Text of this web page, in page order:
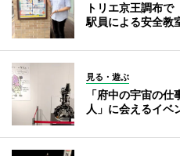
トリエ京王調布
駅員による安全教
見る・遊ぶ
「府中の宇宙の
人」に会えるイベ